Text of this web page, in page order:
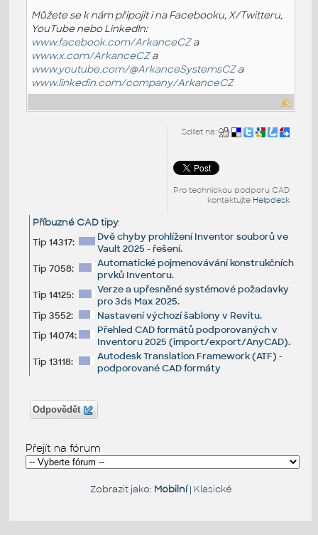
Můžete se k nám připojit i na Facebooku, X/Twitteru,
YouTube nebo LinkedIn:
www.facebook.com/ArkanceCZa
www.x.com/ArkanceCZa
www.youtube.com/@ArkanceSystemsCZa
www.linkedin.com/company/ArkanceCZ
Sdílet na:
Pro technickou podporu CAD
kontaktujte Helpdesk
Příbuzné CAD tipy:
Tip 14317:
Dvě chyby prohlížení Inventor souborů ve
Vault 2025 - řešení.
Tip 7058:
Automatické pojmenovávání konstrukčních
prvků Inventoru.
Tip 14125:
Verze a upřesněné systémové požadavky
pro 3ds Max 2025.
Tip 3552:
Nastavení výchozí šablony v Revitu.
Tip 14074:
Přehled CAD formátů podporovaných v
Inventoru 2025 (import/export/AnyCAD).
Tip 13118:
Autodesk Translation Framework (ATF) -
podporované CAD formáty
Odpovědět
Přejít na fórum
Zobrazit jako: Mobilní| Klasické